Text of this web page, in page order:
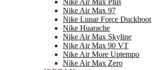
Nike Air Max Plus
Nike Air Max 97
Nike Lunar Force Duckboot
Nike Huarache
Nike Air Max Skyline
Nike Air Max 90 VT
Nike Air More Uptempo
Nike Air Max Zero